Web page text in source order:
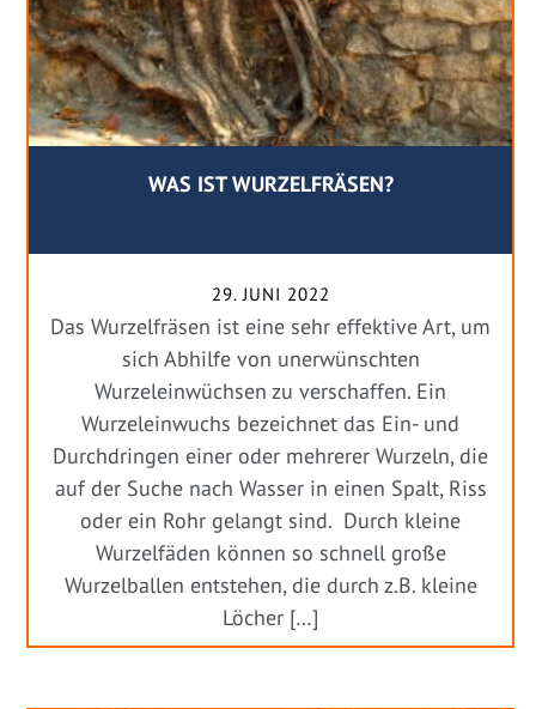
WAS IST WURZELFRÄSEN?
29. JUNI 2022
Das Wurzelfräsen ist eine sehr effektive Art, um
sich Abhilfe von unerwünschten
Wurzeleinwüchsen zu verschaffen. Ein
Wurzeleinwuchs bezeichnet das Ein- und
Durchdringen einer oder mehrerer Wurzeln, die
auf der Suche nach Wasser in einen Spalt, Riss
oder ein Rohr gelangt sind. Durch kleine
Wurzelfäden können so schnell große
Wurzelballen entstehen, die durch z.B. kleine
Löcher […]